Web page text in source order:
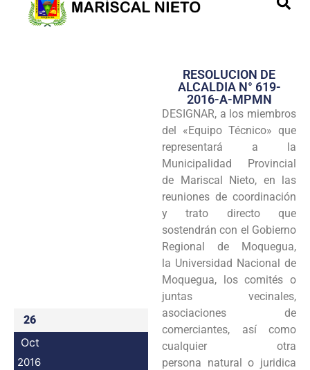
Transparencia
Seguridad
Programas
Intranet
26
Oct
2016
RESOLUCION DE
ALCALDIA N° 619-
2016-A-MPMN
DESIGNAR, a los miembros
del «Equipo Técnico» que
representará a la
Municipalidad Provincial
de Mariscal Nieto, en las
reuniones de coordinación
y trato directo que
sostendrán con el Gobierno
Regional de Moquegua,
la Universidad Nacional de
Moquegua, los comités o
juntas vecinales,
asociaciones de
comerciantes, así como
cualquier otra
persona natural o juridica